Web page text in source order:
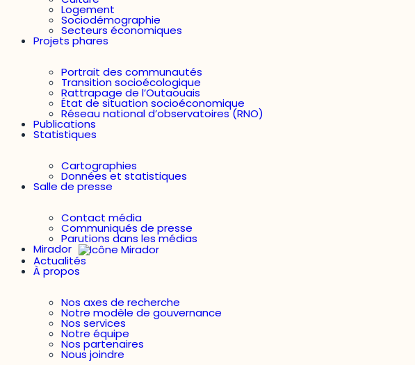
Logement
Sociodémographie
Secteurs économiques
Projets phares
Portrait des communautés
Transition socioécologique
Rattrapage de l’Outaouais
État de situation socioéconomique
Réseau national d’observatoires (RNO)
Publications
Statistiques
Cartographies
Données et statistiques
Salle de presse
Contact média
Communiqués de presse
Parutions dans les médias
Mirador
Actualités
À propos
Nos axes de recherche
Notre modèle de gouvernance
Nos services
Notre équipe
Nos partenaires
Nous joindre